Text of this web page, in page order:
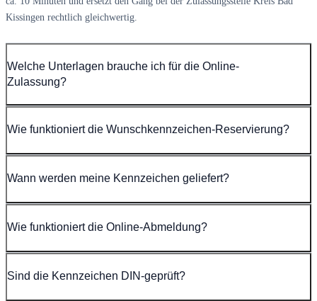
Kissingen rechtlich gleichwertig.
Welche Unterlagen brauche ich für die Online-
Zulassung?
Wie funktioniert die Wunschkennzeichen-Reservierung?
Wann werden meine Kennzeichen geliefert?
Wie funktioniert die Online-Abmeldung?
Sind die Kennzeichen DIN-geprüft?